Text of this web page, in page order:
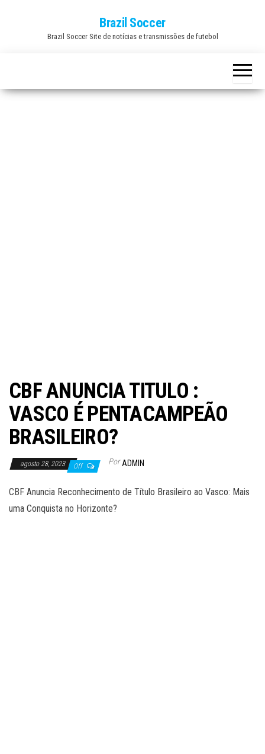
Brazil Soccer
Brazil Soccer Site de notícias e transmissões de futebol
CBF ANUNCIA TITULO :
VASCO É PENTACAMPEÃO
BRASILEIRO?
agosto 28, 2023 Off Por ADMIN
CBF Anuncia Reconhecimento de Título Brasileiro ao Vasco: Mais
uma Conquista no Horizonte?